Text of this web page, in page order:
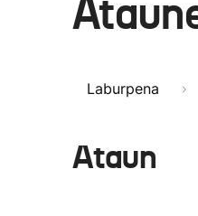
Laburpena
Ataun